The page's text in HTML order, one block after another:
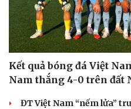
Kết quả bóng đá Việt
Nam thắng 4-0 trên đất
ĐT Việt Nam “nếm lửa”